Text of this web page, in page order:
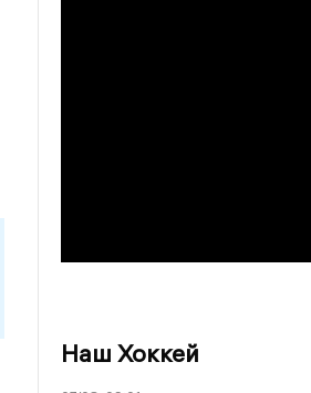
Наш Хоккей